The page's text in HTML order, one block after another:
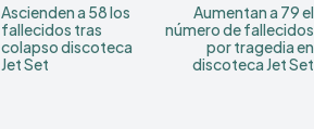
Ascienden a 58 los
fallecidos tras
colapso discoteca
Jet Set
Aumentan a 79 el
número de fallecidos
por tragedia en
discoteca Jet Set